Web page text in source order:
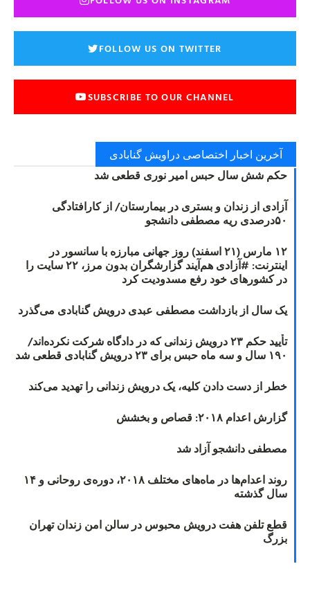
FOLLOW US ON TWITTER
SUBSCRIBE TO OUR CHANNEL
آخرین اخبار اختصاصی دراویش گنابادی
حکم شش سال حبس امیر نوری قطعی شد
آزادی از زندان و بستری در بیمارستان/ از کارافتادگی
۵۰درصدی ریه مصطفی دانشجو
۱۲ مارس (۲۱ اسفند) روز جهانی مبارزه با سانسور در
اینترنت: #آزادی هم‌آیند گزارشگران‌ بدون مرز، ۲۲ سایت را
در کشورهای خود رفع مسدودیت کرد
یک سال از بازداشت مصطفی عبدی درویش گنابادی می‌گذرد
تأیید حکم ۲۳ درویش زندانی که در دادگاه شرکت نکرده‌اند/
۱۹۰ سال و سه ماه حبس برای ۲۳ درویش گنابادی قطعی شد
خطر از دست دادن کلیه، یک درویش زندانی را تهدید می‌کند
گزارش اعدام ۲۰۱۸: قصاص و بخشش
مصطفی دانشجو آزاد شد
روند اعدام‌ها در ماه‌های مختلف ۲۰۱۸، دوره‌ی روحانی و ۱۴
سال گذشته
قطع تلفن هفت درویش محبوس در سالن امن زندان تهران
بزرگ